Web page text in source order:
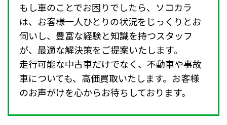
もし車のことでお困りでしたら、ソコカラ
は、お客様一人ひとりの状況をじっくりとお
伺いし、豊富な経験と知識を持つスタッフ
が、最適な解決策をご提案いたします。
走行可能な中古車だけでなく、不動車や事故
車についても、高価買取いたします。お客様
のお声がけを心からお待ちしております。